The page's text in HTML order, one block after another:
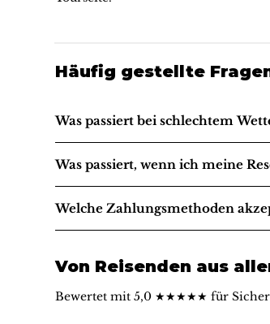
Häufig gestellte
Was passiert bei schlechtem
Was passiert, wenn ich meine
Welche Zahlungsmethoden
Von Reisenden aus
Bewertet mit 5,0 ★★★★★ für